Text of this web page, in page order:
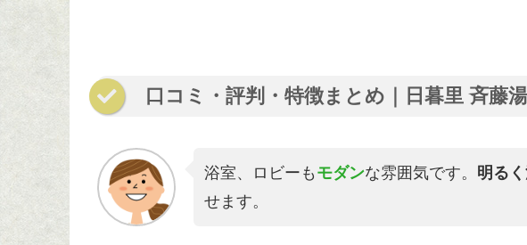
口コミ・評判・特徴まとめ｜日暮里 斉藤湯
浴室、ロビーも モダンな雰囲気です。 明る
せます。